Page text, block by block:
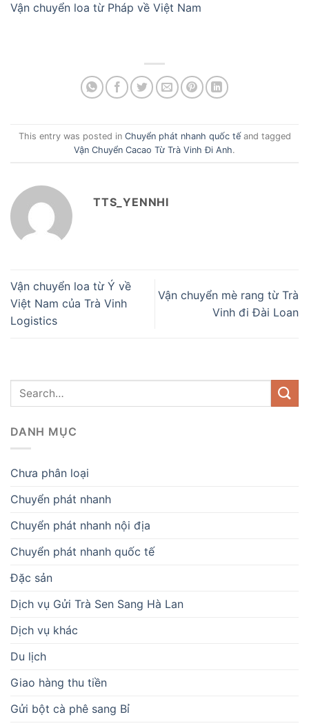
Vận chuyển loa từ Pháp về Việt Nam
This entry was posted in Chuyển phát nhanh quốc tếand tagged
Vận Chuyển Cacao Từ Trà Vinh Đi Anh.
TTS_YENNHI
Vận chuyển loa từ Ý về
Việt Nam của Trà Vinh
Logistics
Vận chuyển mè rang từ Trà
Vinh đi Đài Loan
DANH MỤC
Chưa phân loại
Chuyển phát nhanh
Chuyển phát nhanh nội địa
Chuyển phát nhanh quốc tế
Đặc sản
Dịch vụ Gửi Trà Sen Sang Hà Lan
Dịch vụ khác
Du lịch
Giao hàng thu tiền
Gửi bột cà phê sang Bỉ